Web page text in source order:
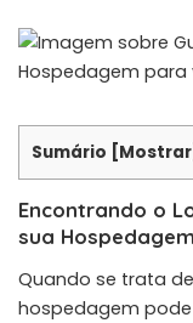
Sumário [Mostrar
Encontrando o
sua Hospedagem
Quando se trata
hospedagem